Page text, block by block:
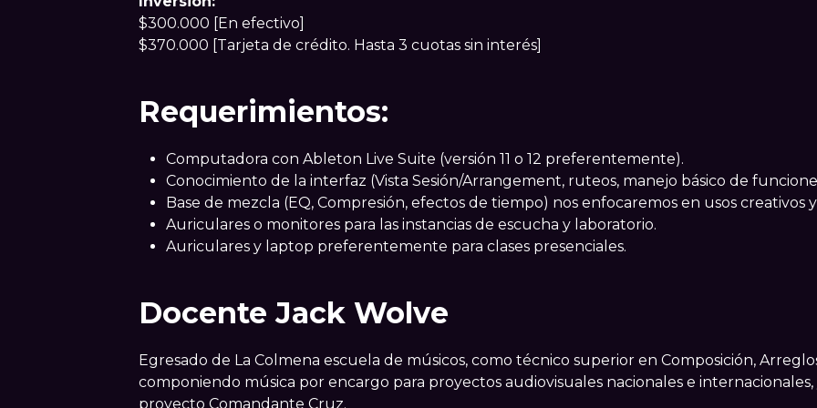
$300.000 [En efectivo]
$370.000 [Tarjeta de crédito. Hasta 3 cuotas sin interés]
Requerimientos:
Computadora con Ableton Live Suite (versión 11 o 12 preferentemente).
Conocimiento de la interfaz (Vista Sesión/Arrangement, ruteos, manejo básico de
Base de mezcla (EQ, Compresión, efectos de tiempo) nos enfocaremos en usos creativos
Auriculares o monitores para las instancias de escucha y laboratorio.
Auriculares y laptop preferentemente para clases presenciales.
Docente Jack Wolve
Egresado de La Colmena escuela de músicos, como técnico superior en Composición,
componiendo música por encargo para proyectos audiovisuales nacionales e
proyecto Comandante Cruz.